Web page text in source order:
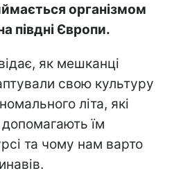
організмом
півдні Європи.
як мешканці
свою культуру
літа, які
їм
та чому нам варто